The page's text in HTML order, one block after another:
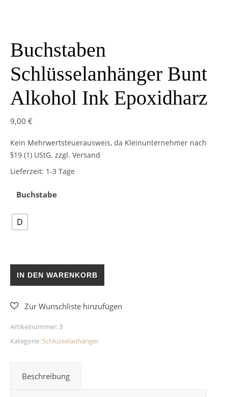
Buchstaben
Schlüsselanhänger Bunt
Alkohol Ink Epoxidharz
9,00 €
Kein Mehrwertsteuerausweis, da Kleinunternehmer nach
§19 (1) UStG. zzgl. Versand
Lieferzeit: 1-3 Tage
Buchstabe
D
IN DEN WARENKORB
Artikelnummer: 3
Kategorie: Schlüsselanhänger
Beschreibung